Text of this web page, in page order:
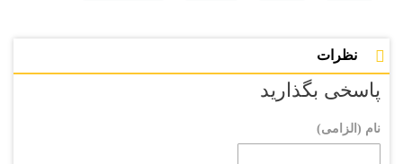
نظرات
پاسخی بگذارید
نام (الزامی)